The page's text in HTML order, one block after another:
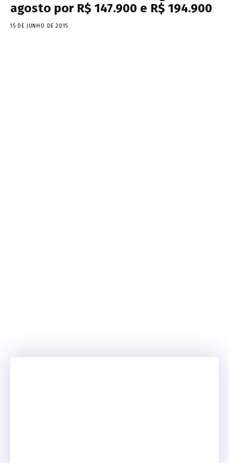
agosto por R$ 147.900 e R$ 194.900
15 DE JUNHO DE 2015